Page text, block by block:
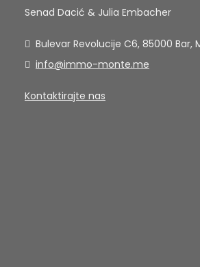
Senad Dacić & Julia Embacher
Bulevar Revolucije C6, 85000 Bar,
info@immo-monte.me
Kontaktirajte nas